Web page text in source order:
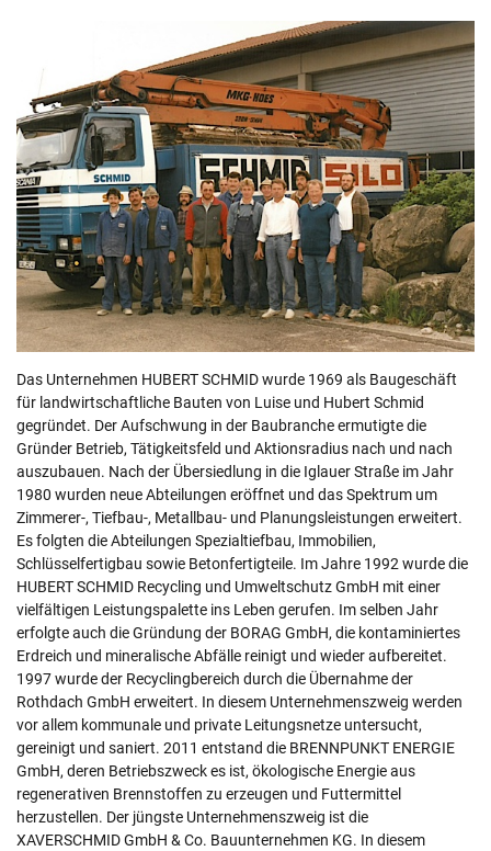
Das Unternehmen HUBERT SCHMID wurde 1969 als Baugeschäft
für landwirtschaftliche Bauten von Luise und Hubert Schmid
gegründet. Der Aufschwung in der Baubranche ermutigte die
Gründer Betrieb, Tätigkeitsfeld und Aktionsradius nach und nach
auszubauen. Nach der Übersiedlung in die Iglauer Straße im Jahr
1980 wurden neue Abteilungen eröffnet und das Spektrum um
Zimmerer-, Tiefbau-, Metallbau- und Planungsleistungen erweitert.
Es folgten die Abteilungen Spezialtiefbau, Immobilien,
Schlüsselfertigbau sowie Betonfertigteile. Im Jahre 1992 wurde die
HUBERT SCHMID Recycling und Umweltschutz GmbH mit einer
vielfältigen Leistungspalette ins Leben gerufen. Im selben Jahr
erfolgte auch die Gründung der BORAG GmbH, die kontaminiertes
Erdreich und mineralische Abfälle reinigt und wieder aufbereitet.
1997 wurde der Recyclingbereich durch die Übernahme der
Rothdach GmbH erweitert. In diesem Unternehmenszweig werden
vor allem kommunale und private Leitungsnetze untersucht,
gereinigt und saniert. 2011 entstand die BRENNPUNKT ENERGIE
GmbH, deren Betriebszweck es ist, ökologische Energie aus
regenerativen Brennstoffen zu erzeugen und Futtermittel
herzustellen. Der jüngste Unternehmenszweig ist die
XAVERSCHMID GmbH & Co. Bauunternehmen KG. In diesem